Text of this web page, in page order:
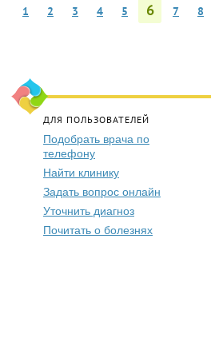
1 2 3 4 5 6 7 8
ДЛЯ ПОЛЬЗОВАТЕЛЕЙ
Подобрать врача по
телефону
Найти клинику
Задать вопрос онлайн
Уточнить диагноз
Почитать о болезнях